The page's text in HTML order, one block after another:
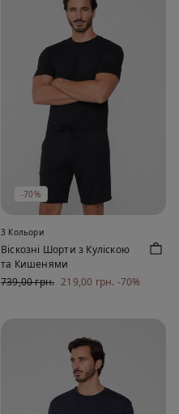
-70%
3 Кольори
Віскозні Шорти з Куліскою
та Кишенями
739,00 грн. 219,00 грн. -70%